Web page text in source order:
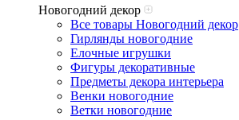
Новогодний декор
Все товары Новогодний декор
Гирлянды новогодние
Елочные игрушки
Фигуры декоративные
Предметы декора интерьера
Венки новогодние
Ветки новогодние